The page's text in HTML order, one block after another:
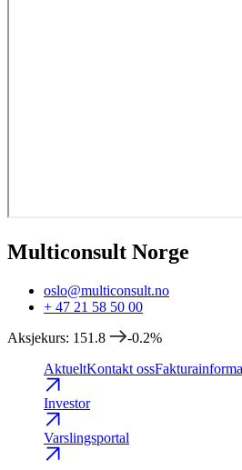
Multiconsult Norge
oslo@multiconsult.no
+ 47 21 58 50 00
Aksjekurs: 151.8 -0.2%
AktueltKontakt oss
Investor
Varslingsportal